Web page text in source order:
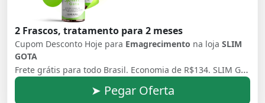
2 Frascos, tratamento para 2 meses
Cupom Desconto Hoje para Emagrecimento na loja SLIM
GOTA
Frete grátis para todo Brasil. Economia de R$134. SLIM GOTA é o único com EXTRATO DE SEMENTE DE LARANJA, combinado com Vitamina D3, Vitamina E, Ômega 9,. Ômega 6, Ômega 3 e diversas outras vitaminas, diferente de outros produtos disponíveis no mercado, o SLIM GOTA foi desenvolvido por pesquisadores AMERICANOS. SLIM GOTA, se destaca por apresentar uma composição EXCLUSIVA e 100% Natural.
➤ Pegar Oferta